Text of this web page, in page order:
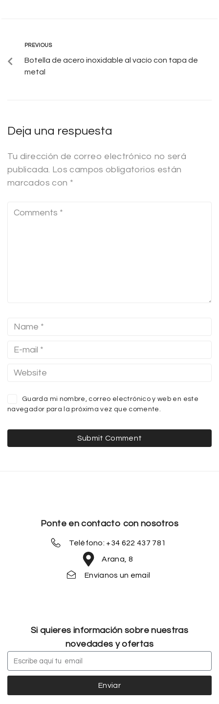
PREVIOUS
Botella de acero inoxidable al vacío con tapa de
metal
Deja una respuesta
Tu dirección de correo electrónico no será
publicada. Los campos obligatorios están
marcados con *
Guarda mi nombre, correo electrónico y web en este
navegador para la próxima vez que comente.
Ponte en contacto con nosotros
Teléfono: +34 622 437 781
Arana, 8
Envíanos un email
Si quieres información sobre nuestras
novedades y ofertas
Enviar